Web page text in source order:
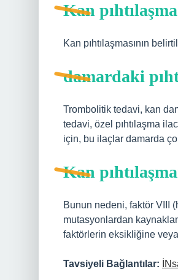
Kan
Kan pıhtılaşmasının
damardaki
Trombolitik tedavi, kan
tedavi, özel pıhtılaşma
için, bu ilaçlar damarda
Kan
Bunun nedeni, faktör VIII
mutasyonlardan
faktörlerin eksikliğine
Tavsiyeli Bağlantılar: